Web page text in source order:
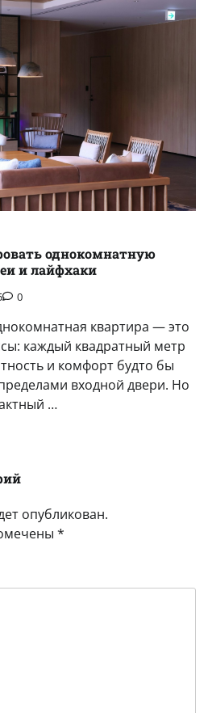
однокомнатную
и лайфхаки
0
квартира — это
каждый квадратный метр
и комфорт будто бы
входной двери. Но
…
опубликован.
*